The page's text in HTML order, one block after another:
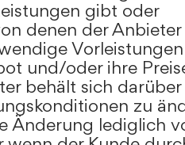
gibt oder
denen der Anbieter
und/oder ihre
behält sich darüber
zu
Änderung lediglich